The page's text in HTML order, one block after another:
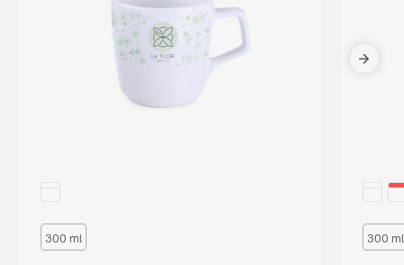
300 ml 300 ml